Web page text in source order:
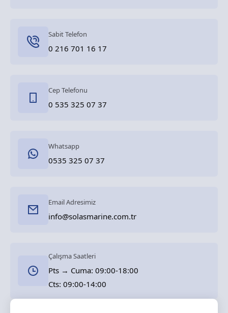
Sabit Telefon
0 216 701 16 17
Cep Telefonu
0 535 325 07 37
Whatsapp
0535 325 07 37
Email Adresimiz
info@solasmarine.com.tr
Çalışma Saatleri
Pts → Cuma: 09:00-18:00
Cts: 09:00-14:00